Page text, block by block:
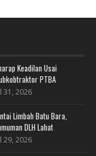
Keadilan Usai
PTBA
31, 2026
Limbah Batu Bara,
DLH Lahat
29, 2026